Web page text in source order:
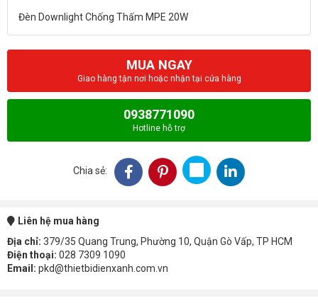
MUA NGAY
Giao hàng tận nơi hoặc nhận tại cửa hàng
0938771090
Hotline hỗ trợ
Chia sẻ:
Liên hệ mua hàng
Địa chỉ: 379/35 Quang Trung, Phường 10, Quận Gò Vấp, TP HCM
Điện thoại: 028 7309 1090
Email: pkd@thietbidienxanh.com.vn